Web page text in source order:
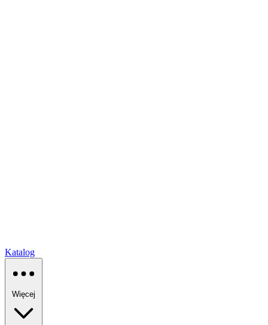
Katalog
Więcej